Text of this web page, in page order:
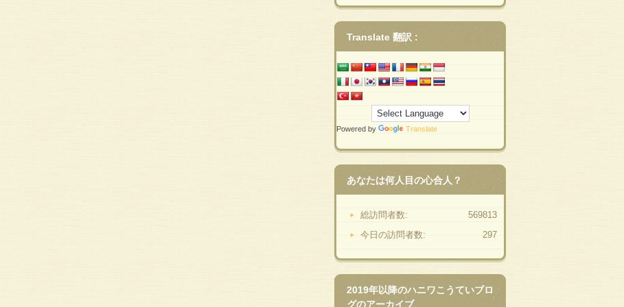
Translate 翻訳 :
Powered by Translate
あなたは何人目の心合人？
569813
総訪問者数:
297
今日の訪問者数:
2019年以降のハニワこうていブロ
グのアーカイブ